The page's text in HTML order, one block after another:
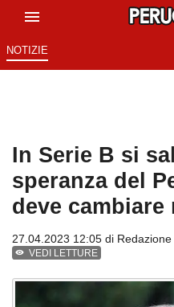
NOTIZIE
In Serie B si
speranza del
deve cambiare
27.04.2023 12:05 di
VEDI LETTURE